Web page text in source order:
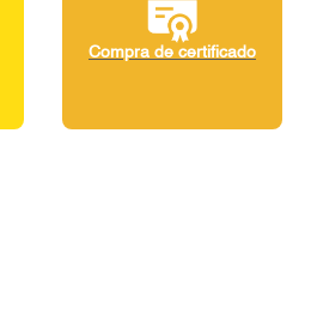
Compra de certificado